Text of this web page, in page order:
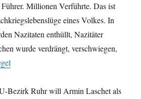
Führer. Millionen Verführte. Das ist
eines Volkes. In
Nazitaten enthüllt, Nazitäter
wurde verdrängt, verschwiegen,
Bezirk Ruhr will Armin Laschet als